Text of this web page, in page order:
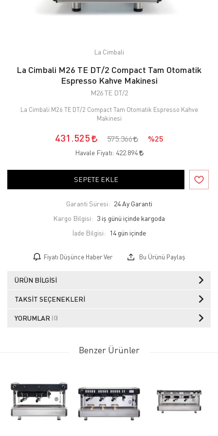
La Cimbali
La Cimbali M26 TE DT/2 Compact Tam Otomatik
Espresso Kahve Makinesi
M26 TE DT/2
La Cimbali M26 TE DT/2 Compact Tam Otomatik Espresso Kahve
Makinesi
431.525 575.366 %25
Havale Fiyatı: 422.894
SEPETE EKLE
Garanti Süresi: 24 Ay Garanti
Kargo Bilgisi: 3 iş günü içinde kargoda
İade Bilgisi:
Fiyatı Düşünce Haber Ver Bu Ürünü Paylaş
ÜRÜN BILGISI
TAKSIT SEÇENEKLERI
YORUMLAR (0)
Benzer Ürünler